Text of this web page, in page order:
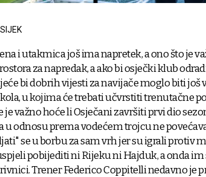
i utakmica još ima napretek, a ono što je
za napredak, a ako bi osječki klub
bi dobrih vijesti za navijače moglo biti još
u kojima će trebati učvrstiti trenutačne
je važno hoće li Osječani završiti prvi dio
u odnosu prema vodećem trojcu ne
se u borbu za sam vrh jer su igrali protiv
pobijediti ni Rijeku ni Hajduk, a onda im
Trener Federico Coppitelli nedavno je